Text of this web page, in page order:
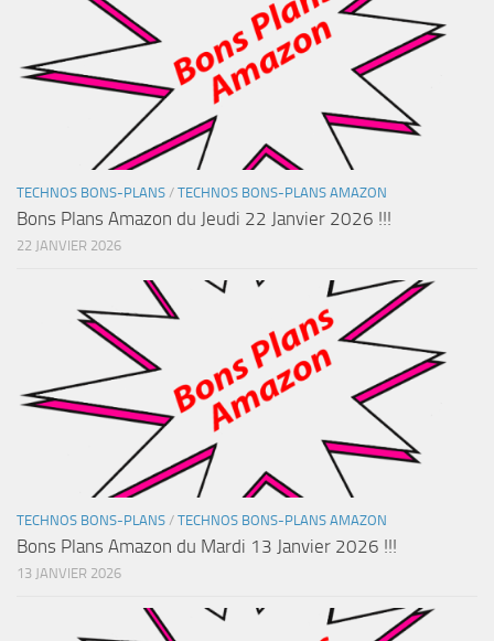
TECHNOS BONS-PLANS / TECHNOS BONS-PLANS AMAZON
Bons Plans Amazon du Jeudi 22 Janvier 2026 !!!
22 JANVIER 2026
TECHNOS BONS-PLANS / TECHNOS BONS-PLANS AMAZON
Bons Plans Amazon du Mardi 13 Janvier 2026 !!!
13 JANVIER 2026